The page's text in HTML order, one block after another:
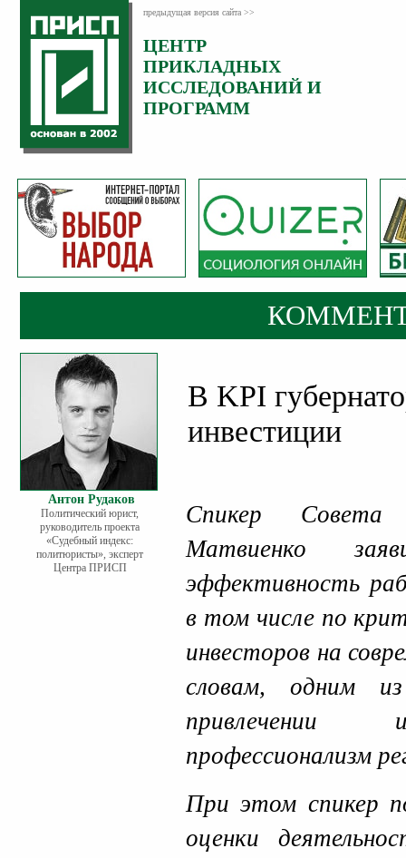
предыдущая версия сайта >>
ЦЕНТР
ПРИКЛАДНЫХ
ИССЛЕДОВАНИЙ И
ПРОГРАММ
Антон Рудаков
Политический юрист,
руководитель проекта
«Судебный индекс:
политюристы», эксперт
Центра ПРИСП
В KPI
инвестиции
Спикер Совета
Матвиенко
эффективность
в том числе по
инвесторов на
словам, одним
привлечении
профессионализм
При этом спикер
оценки
Категория:
Комментарии